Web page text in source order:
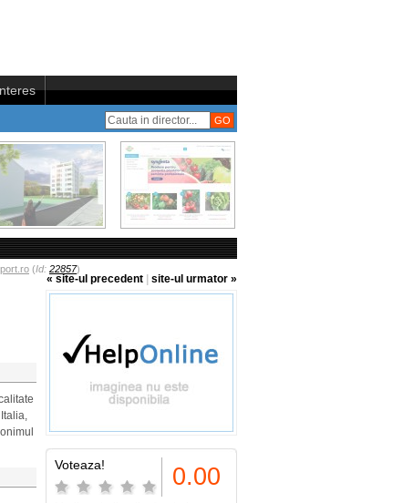
(Id: 22857)
« site-ul precedent site-ul urmator »
Voteaza! 0.00